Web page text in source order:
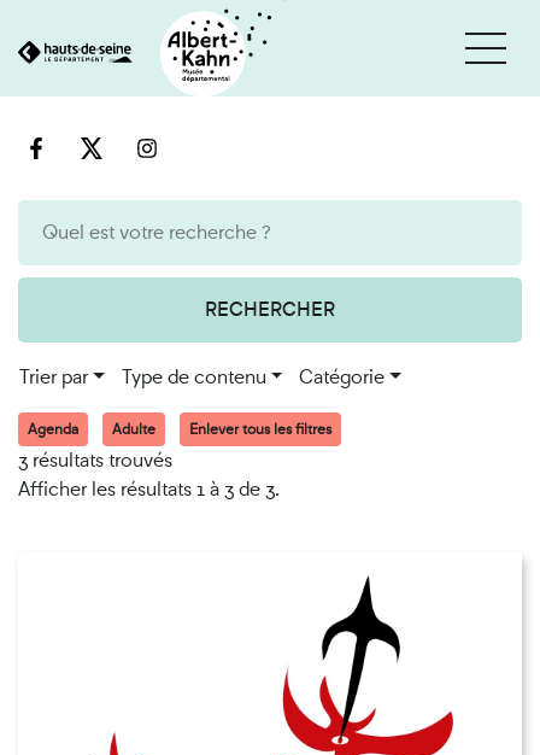
au
RECHERCHER
Trier par Type de contenu Catégorie
Agenda Adulte Enlever tous les filtres
3 résultats trouvés
Afficher les résultats 1 à 3 de 3.
Cookies et traceurs utilisés sur ce site